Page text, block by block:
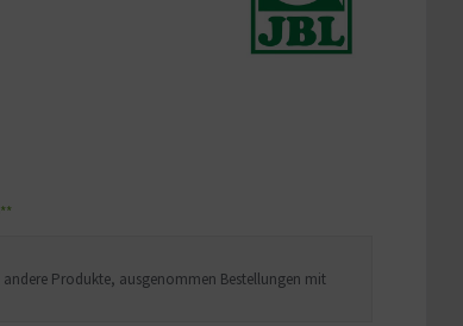
andere Produkte, ausgenommen Bestellungen mit